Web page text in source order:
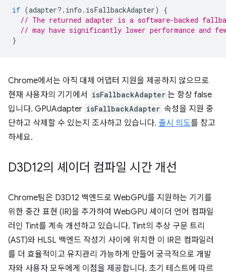
if (adapter? . info . isFallbackAdapter)
{
// The returned adapter is a software-backed
// may have significantly lower performance and
}
Chrome에서는 아직 대체 어댑터 지원을 제공하지 않으므로
현재 사용자의 기기에서
isFallbackAdapter 는 항상 false
입니다. GPUAdapter isFallbackAdapter 속성을 지원 중
단하고 삭제할 수 있는지 조사하고 있습니다. 출시 의도를 참고
하세요.
D3D12의 셰이더 컴파일 시간 개선
Chrome팀은 D3D12 백엔드로 WebGPU를 지원하는 기기를
위한 중간 표현 (IR)을 추가하여 WebGPU 셰이더 언어 컴파일
러인 Tint를 계속 개선하고 있습니다. Tint의 추상 구문 트리
(AST)와 HLSL 백엔드 작성기 사이에 위치한 이 IR은 컴파일러
를 더 효율적이고 유지관리 가능하게 만들어 궁극적으로 개발
자와 사용자 모두에게 이점을 제공합니다. 초기 테스트에 따르